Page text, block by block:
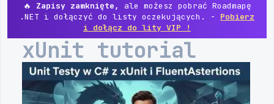
🔥 Zapisy zamknięte, ale możesz pobrać Roadmapę
.NET i dołączyć do listy oczekujących. - Pobierz
i dołącz do lity VIP !
xUnit tutorial